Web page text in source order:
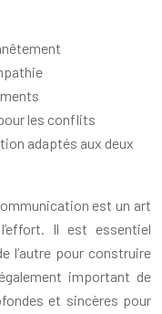
les conflits
adaptés aux deux
est un art
Il est essentiel
l’autre pour construire
important de
et sincères pour